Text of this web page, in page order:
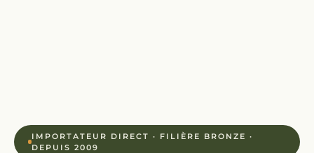
IMPORTATEUR DIRECT · FILIÈRE BRONZE ·
DEPUIS 2009